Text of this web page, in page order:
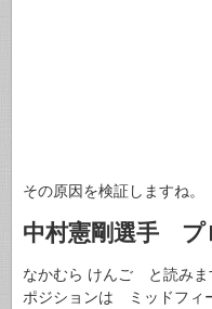
その原因を検証しますね。
中村憲剛選手 プ
なかむら けんご と読みま
ポジションは ミッドフィ